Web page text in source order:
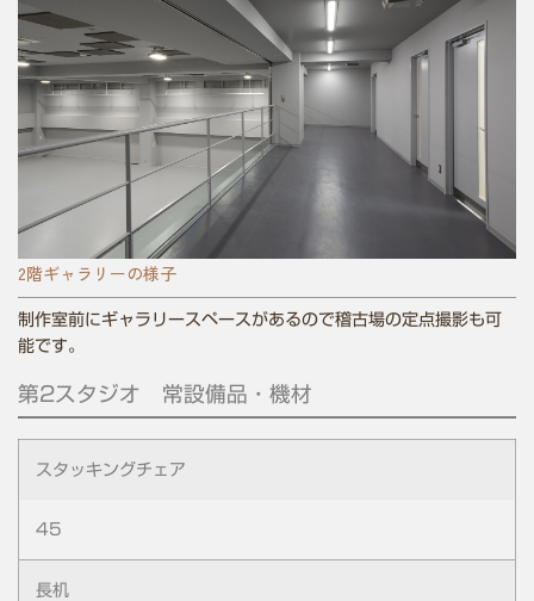
2階ギャラリーの様子
制作室前にギャラリースペースがあるので稽古場の定点撮影も可
能です。
第2スタジオ 常設備品・機材
スタッキングチェア
45
長机